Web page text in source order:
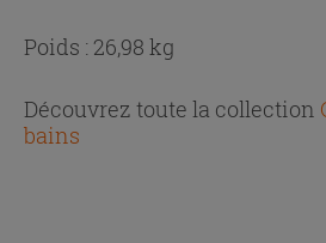
Poids : 26,98 kg
Découvrez toute la collection
bains